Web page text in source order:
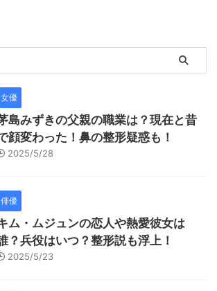
女優
島みずきの父親の職業は？現在と昔
顔変わった！鼻の整形疑惑も！
2025/5/28
俳優
ム・ムジュンの恋人や熱愛彼女は
？兵役はいつ？整形説も浮上！
2025/5/23